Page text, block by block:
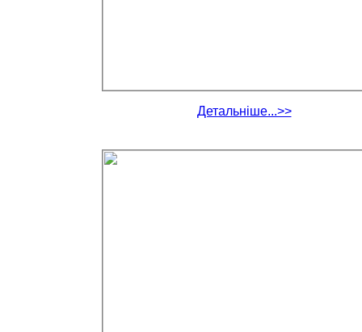
Детальніше...>>